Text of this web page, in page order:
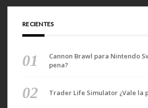
RECIENTES
Cannon Brawl para Nintendo
pena?
Trader Life Simulator ¿Vale la